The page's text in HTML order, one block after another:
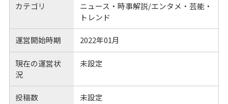
カテゴリ
ニュース・時事解説/エンタメ・芸能・
トレンド
運営開始時期 2022年01月
現在の運営状
況
未設定
投稿数 未設定